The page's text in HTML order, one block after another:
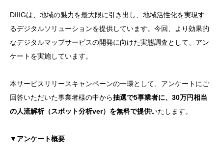
DIIIGは、地域の魅力を最大限に引き出し、地域活性化を実現す
るデジタルソリューションを提供しています。今回、より効果的
なデジタルマップサービスの開発に向けた実態調査として、アン
ケートを実施しています。
本サービスリリースキャンペーンの一環として、アンケートにご
回答いただいた事業者様の中から抽選で5事業者に、30万円相当
の人流解析（スポット分析ver）を無料で提供いたします。
▼アンケート概要